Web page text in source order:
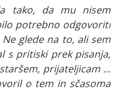
tako, da mu nisem
potrebno odgovoriti
glede na to, ali sem
s pritiski prek pisanja,
prijateljicam ...
o tem in sčasoma